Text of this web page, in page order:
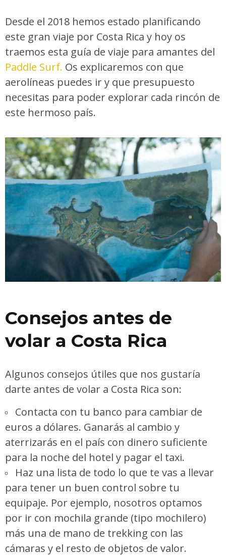
Desde el 2018 hemos estado planificando
este gran viaje por Costa Rica y hoy os
traemos esta guía de viaje para amantes del
Paddle Surf. Os explicaremos con que
aerolíneas puedes ir y que presupuesto
necesitas para poder explorar cada rincón de
este hermoso país.
Consejos antes de
volar a Costa Rica
Algunos consejos útiles que nos gustaría
darte antes de volar a Costa Rica son:
Contacta con tu banco para cambiar de
euros a dólares. Ganarás al cambio y
aterrizarás en el país con dinero suficiente
para la noche del hotel y pagar el taxi.
Haz una lista de todo lo que te vas a llevar
para tener un buen control sobre tu
equipaje. Por ejemplo, nosotros optamos
por ir con mochila grande (tipo mochilero)
más una de mano de trekking con las
cámaras y el resto de objetos de valor.